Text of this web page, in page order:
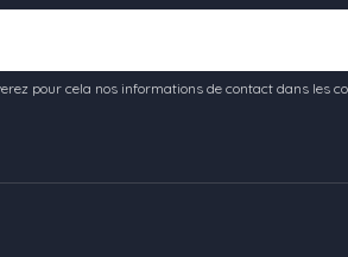
pour cela nos informations de contact dans les